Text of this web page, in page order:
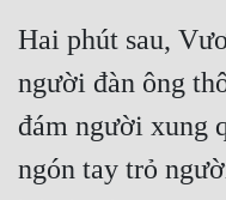
Hai phút sau,
người đàn ông
đám người xung
ngón tay trỏ